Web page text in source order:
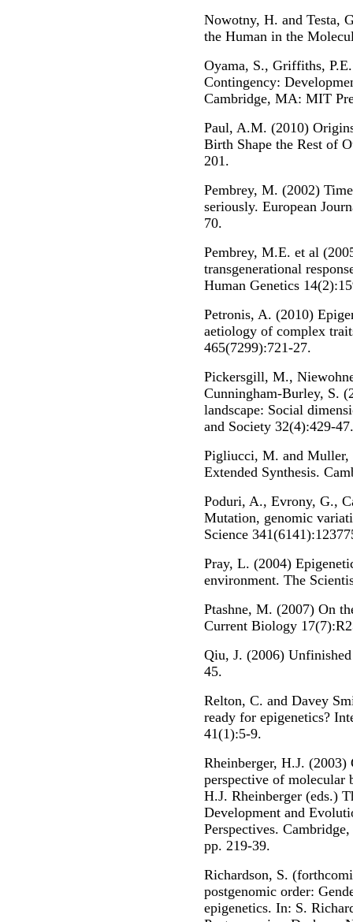
Nowotny, H. and Testa,
the Human in the
Oyama, S., Griffiths,
Contingency:
Cambridge, MA: MIT
Paul, A.M. (2010)
Birth Shape the Rest of
201.
Pembrey, M. (2002)
seriously. European
70.
Pembrey, M.E. et al
transgenerational
Human Genetics
Petronis, A. (2010)
aetiology of complex
465(7299):721-27.
Pickersgill, M.,
Cunningham-Burley, S.
landscape: Social
and Society 32(4):429-47.
Pigliucci, M. and
Extended Synthesis.
Poduri, A., Evrony, G.,
Mutation, genomic
Science
Pray, L. (2004)
environment. The
Ptashne, M. (2007) On
Current Biology
Qiu, J. (2006)
45.
Relton, C. and Davey
ready for epigenetics?
41(1):5-9.
Rheinberger, H.J. (2003)
perspective of molecular
H.J. Rheinberger (eds.)
Development and
Perspectives.
pp. 219-39.
Richardson, S.
postgenomic order:
epigenetics. In: S.